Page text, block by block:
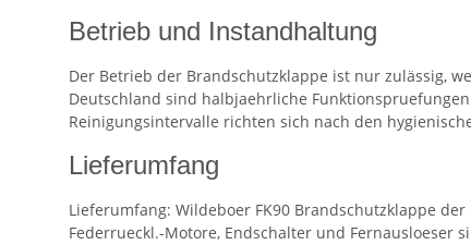
Betrieb und Instandhaltung
Der Betrieb der Brandschutzklappe ist nur zulässig,
Deutschland sind halbjaehrliche
Reinigungsintervalle richten sich nach den
Lieferumfang
Lieferumfang: Wildeboer FK90 Brandschutzklappe
Federrueckl.-Motore, Endschalter und Fernausloeser